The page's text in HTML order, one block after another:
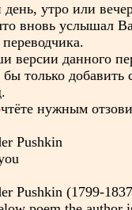
утро или
вновь услышал
версии данного
бы только
нужным
Pushkin
Pushkin (1799-